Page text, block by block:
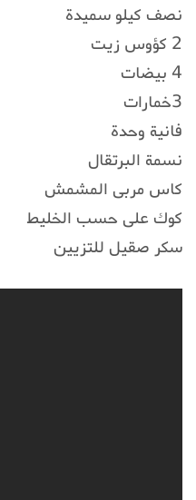
نصف كيلو سميدة
2 كؤوس زيت
4 بيضات
3خمارات
فانية وحدة
نسمة البرتقال
كاس مربى المشمش
كوك على حسب الخليط
سكر صقيل للتزيين